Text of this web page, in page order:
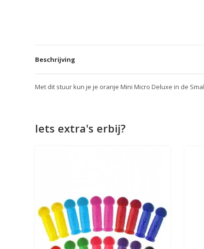
Beschrijving
Met dit stuur kun je je oranje Mini Micro Deluxe in de
Iets extra's erbij?